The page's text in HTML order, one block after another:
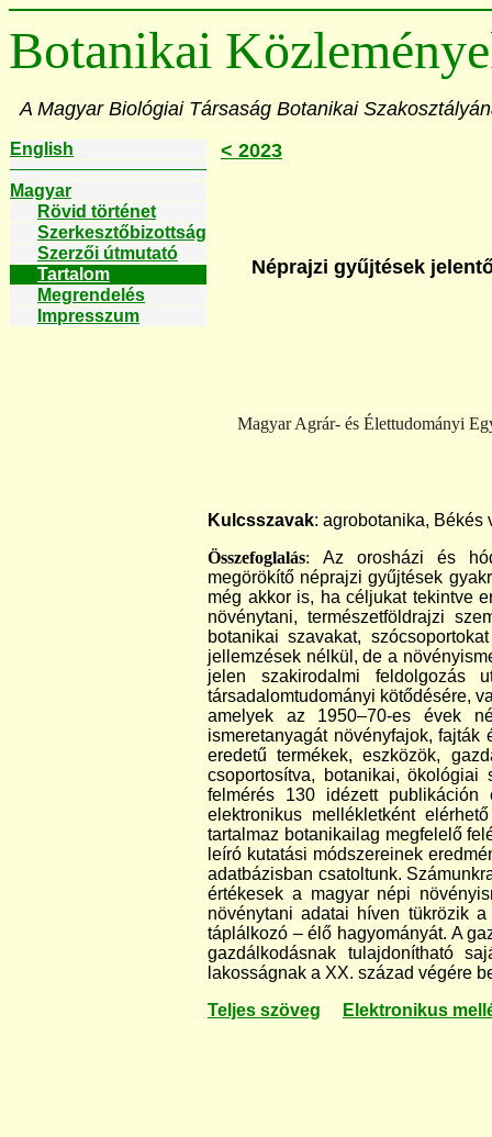
Botanikai
A Magyar Biológiai Társaság Botanikai
English < 2023
Néprajzi gyűjtések
Magyar Agrár- és Élettudományi
Kulcsszavak: agrobotanika, Békés
Összefoglalás:Az orosházi és
megörökítő néprajzi gyűjtések
még akkor is, ha céljukat tekintve
növénytani, természetföldrajzi
botanikai szavakat,
jellemzések nélkül, de a
jelen szakirodalmi feldolgozás
társadalomtudományi kötődésére,
amelyek az 1950–70-es évek
ismeretanyagát növényfajok,
eredetű termékek, eszközök,
csoportosítva, botanikai,
felmérés 130 idézett
elektronikus mellékletként
tartalmaz botanikailag megfelelő
leíró kutatási módszereinek
adatbázisban csatoltunk.
értékesek a magyar népi
növénytani adatai híven tükrözik
táplálkozó – élő hagyományát. A
gazdálkodásnak tulajdonítható
lakosságnak a XX. század végére
Teljes szöveg
Elektronikus
Magyar
Rövid történet
Szerkesztőbizottság
Szerzői útmutató
Tartalom
Megrendelés
Impresszum